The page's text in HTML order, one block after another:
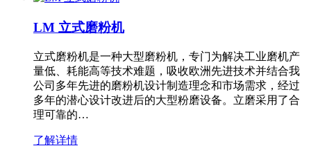
LM 立式磨粉机
立式磨粉机是一种大型磨粉机，专门为解决工业磨机产
量低、耗能高等技术难题，吸收欧洲先进技术并结合我
公司多年先进的磨粉机设计制造理念和市场需求，经过
多年的潜心设计改进后的大型粉磨设备。立磨采用了合
理可靠的…
了解详情